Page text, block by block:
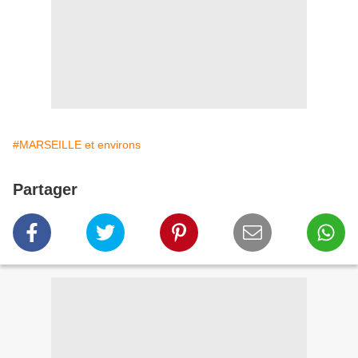
#MARSEILLE et environs
Partager